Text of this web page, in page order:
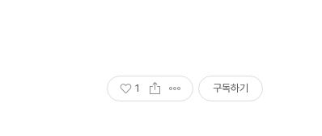
1 구독하기